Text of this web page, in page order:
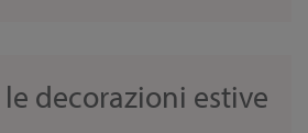
decorazioni estive